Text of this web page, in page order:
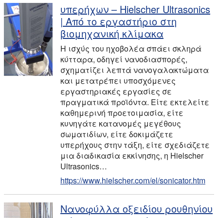
υπερήχων – Hielscher Ultrasonics
| Από το εργαστήριο στη
βιομηχανική κλίμακα
Η ισχύς του ηχοβολέα σπάει σκληρά
κύτταρα, οδηγεί νανοδιασπορές,
σχηματίζει λεπτά νανογαλακτώματα
και μετατρέπει υποσχόμενες
εργαστηριακές εργασίες σε
πραγματικά προϊόντα. Είτε εκτελείτε
καθημερινή προετοιμασία, είτε
κυνηγάτε κατανομές μεγέθους
σωματιδίων, είτε δοκιμάζετε
υπερήχους στην τάξη, είτε σχεδιάζετε
μια διαδικασία εκκίνησης, η Hielscher
Ultrasonics…
https://www.hielscher.com/el/sonicator.htm
Νανοφύλλα οξειδίου ρουθηνίου